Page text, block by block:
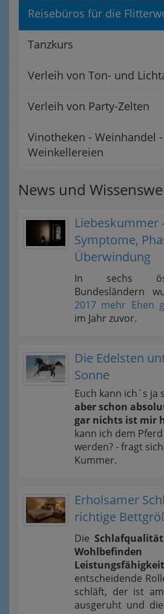
Reisebüros für die
Tanzkurs
Verleih von Ton- und
Verleih von Party-Zelten
Vinotheken - Weinhandel -
Weinkellereien
News und
Liebeskummer
Symptome,
Überwindung
In sechs
Bundesländern
2017 mehr Ehen
im Jahr zuvor.
Die Edelsten
Sonne
Euch kann ich´s ja
aber schon
gar nichts ist mir
kann ich dem
werden? - fragt
Kummer.
Erholsamer
richtige
Die Schlafqualität
Leistungsfähigkeit
entscheidende
schläft, der ist
ausgeruht und